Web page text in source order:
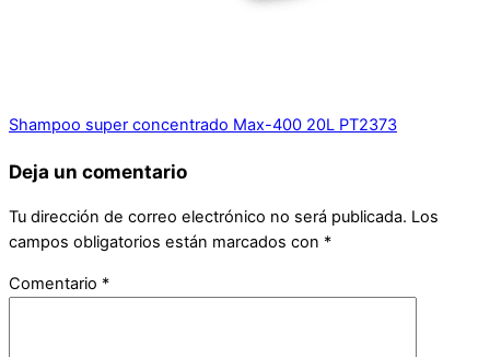
Shampoo super concentrado Max-400 20L PT2373
Deja un comentario
Tu dirección de correo electrónico no será publicada. Los
campos obligatorios están marcados con *
Comentario *